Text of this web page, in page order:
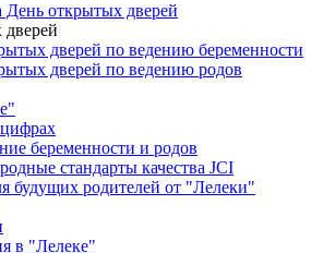
День открытых дверей
дверей по ведению беременности
дверей по ведению родов
беременности и родов
стандарты качества JCI
будущих родителей от "Лелеки"
в "Лелеке"